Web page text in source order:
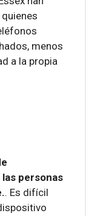
menos
a la propia
personas
. Es difícil